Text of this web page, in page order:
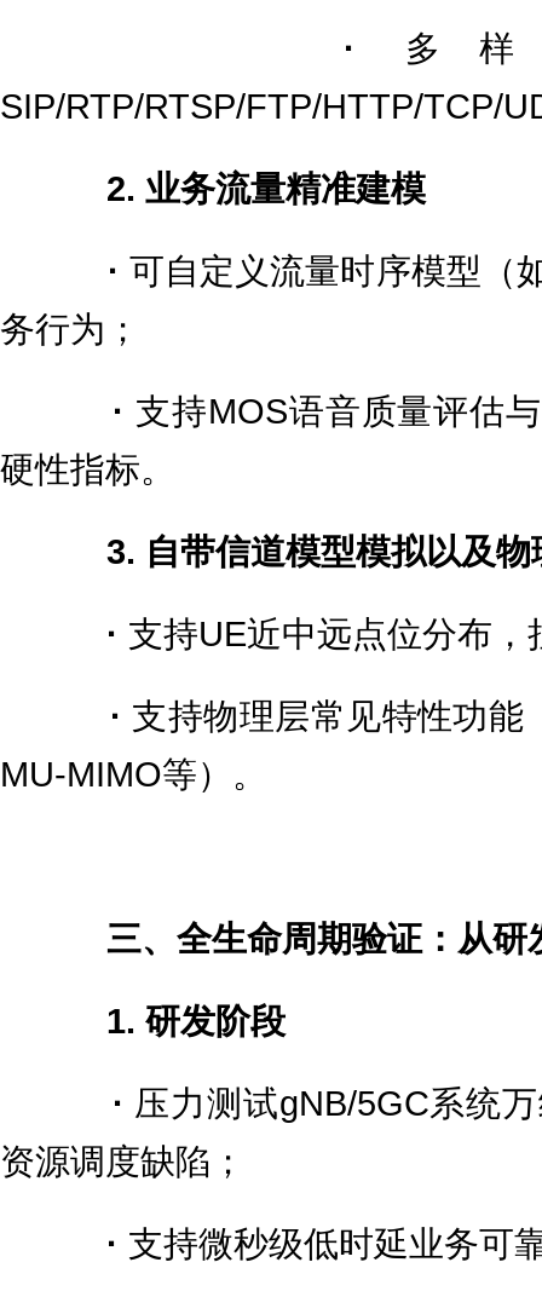
·
多样
SIP/RTP/RTSP/FTP/HTTP/TCP/
2. 业务流量精准建模
· 可自定义流量时序模型（
务行为；
· 支持MOS语音质量评估
硬性指标。
3. 自带信道模型模拟以及
· 支持UE近中远点位分布
· 支持物理层常见特性功能
MU-MIMO等）。
三、全生命周期验证：从研
1. 研发阶段
· 压力测试gNB/5GC系统
资源调度缺陷；
· 支持微秒级低时延业务可